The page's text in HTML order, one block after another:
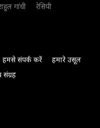
गांधी
रेसिपी
हमसे संपर्क करें
हमारे उसूल
संग्रह